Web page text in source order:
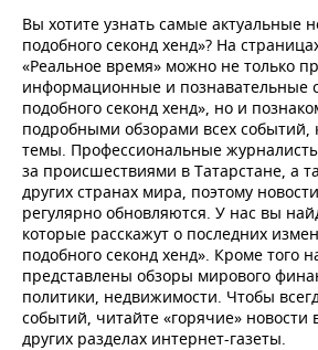
ВУЗЫ ТАТАРСТАНА
КОМУ ПРИНАДЛЕЖАТ
ТОРГОВЫЕ ЦЕНТРЫ
ТАТАРСТАНА
БАНКИ
БЮДЖЕТ
ИНВЕСТИЦИИ
ПРОМЫШЛЕННОСТИ
АГРОПРОМ
МАШИНОСТРОЕНИЕ
НЕФТЕХИМИЯ
НЕФТЬ
ОПК
ЭНЕРГЕТИКА
НОВОСТИ НЕДВИЖИМОСТИ
АВТО
НОВОСТИ АВТО
БИЗНЕС
НОВОСТИ БИЗНЕСА
РОЗНИЧНАЯ ТОРГОВЛЯ
ТРАНСПОРТ
УСЛУГИ
ТЕХНОЛОГИИ
НОВОСТИ ТЕХНОЛОГИЙ
IT
МЕДИА
МЕРОПРИЯТИЯ
НОВОСТИ МЕРОПРИЯТИЙ
ВЫЕЗДНАЯ РЕДАКЦИЯ
СПОРТ
НОВОСТИ СПОРТА
ОБЩЕСТВО
Вы хотите узнать самые актуальные
подобного секонд хенд»? На
«Реальное время» можно не только
информационные и познавательные
подобного секонд хенд», но и
подробными обзорами всех событий,
темы. Профессиональные
за происшествиями в Татарстане, а
других странах мира, поэтому
регулярно обновляются. У нас вы
которые расскажут о последних
подобного секонд хенд». Кроме того
представлены обзоры мирового
политики, недвижимости. Чтобы
событий, читайте «горячие» новости
других разделах интернет-газеты.